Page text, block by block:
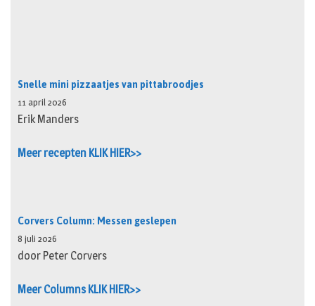
Snelle mini pizzaatjes van pittabroodjes
11 april 2026
Erik Manders
Meer recepten KLIK HIER>>
Corvers Column: Messen geslepen
8 juli 2026
door Peter Corvers
Meer Columns KLIK HIER>>